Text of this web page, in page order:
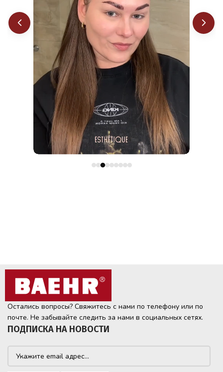
Остались вопросы? Свяжитесь с нами по телефону или по
почте. Не забывайте следить за нами в социальных сетях.
ПОДПИСКА НА НОВОСТИ